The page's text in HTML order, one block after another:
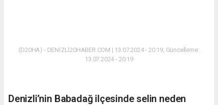
(D20HA) - DENİZLİ20HABER.COM | 13.07.2024 - 20:19, Güncelleme:
13.07.2024 - 20:19
Denizli’nin Babadağ ilçesinde selin neden